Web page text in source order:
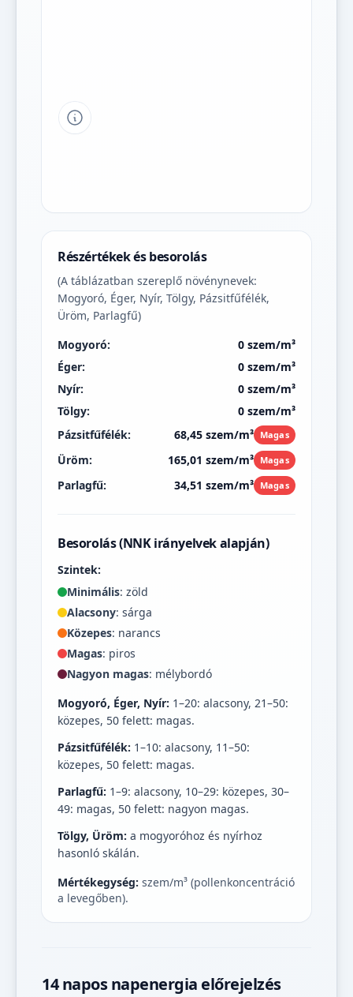
Tipp a grafikon jelmagyarázatához
Részértékek és besorolás
(A táblázatban szereplő növénynevek:
Mogyoró, Éger, Nyír, Tölgy, Pázsitfűfélék,
Üröm, Parlagfű)
Mogyoró:
0 szem/m³
Éger:
0 szem/m³
Nyír:
0 szem/m³
Tölgy:
0 szem/m³
Pázsitfűfélék:
68,45 szem/m³ Magas
Üröm: 165,01 szem/m³ Magas
Parlagfű: 34,51 szem/m³ Magas
Besorolás (NNK irányelvek alapján)
Szintek:
Minimális: zöld
Alacsony: sárga
Közepes: narancs
Magas: piros
Nagyon magas: mélybordó
Mogyoró, Éger, Nyír: 1–20: alacsony, 21–50:
közepes, 50 felett: magas.
Pázsitfűfélék: 1–10: alacsony, 11–50:
közepes, 50 felett: magas.
Parlagfű: 1–9: alacsony, 10–29: közepes, 30–
49: magas, 50 felett: nagyon magas.
Tölgy, Üröm: a mogyoróhoz és nyírhoz
hasonló skálán.
Mértékegység: szem/m³ (pollenkoncentráció
a levegőben).
14 napos napenergia előrejelzés